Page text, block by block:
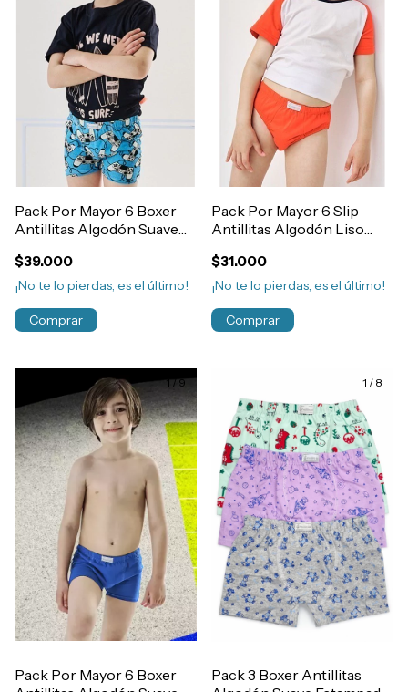
Pack Por Mayor 6 Boxer
Antillitas Algodón Suave
Embutido Nene Art.380
$39.000
¡No te lo pierdas, es el último!
Comprar
Pack Por Mayor 6 Slip
Antillitas Algodón Liso
Art.150
$31.000
¡No te lo pierdas, es el último!
Comprar
1/9
Pack Por Mayor 6 Boxer
1 / 8
Pack 3 Boxer Antillitas